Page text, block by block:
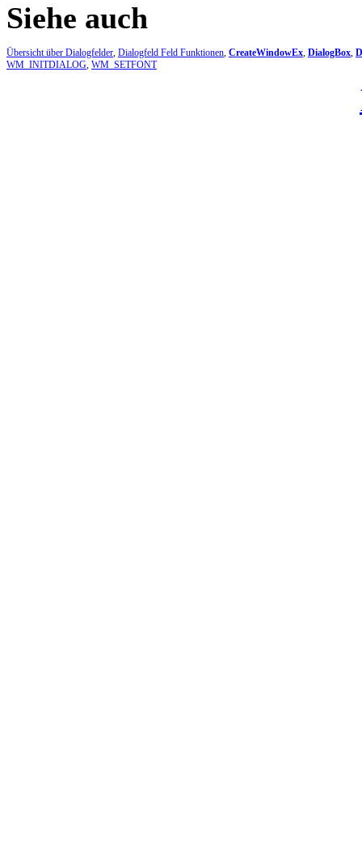
Siehe auch
Übersicht über Dialogfelder, Dialogfeld Feld Funktionen, CreateWindowEx, DialogBox,
WM_INITDIALOG, WM_SETFONT